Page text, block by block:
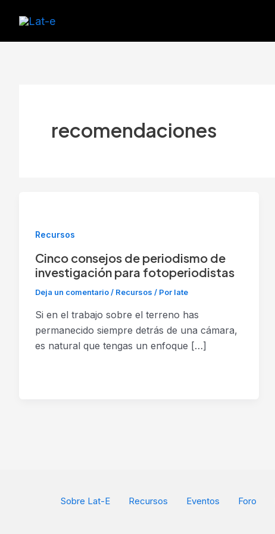
contenido
recomendaciones
Recursos
Cinco consejos de periodismo de
investigación para fotoperiodistas
Deja un comentario/ Recursos / Por late
Si en el trabajo sobre el terreno has
permanecido siempre detrás de una cámara,
es natural que tengas un enfoque […]
Sobre Lat-E Recursos Eventos Foro